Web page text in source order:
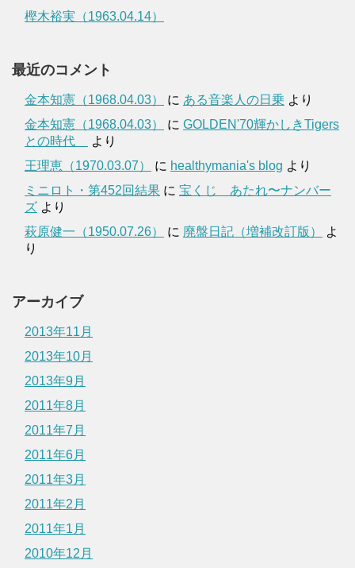
樫木裕実（1963.04.14）
最近のコメント
金本知憲（1968.04.03） に ある音楽人の日乗 より
金本知憲（1968.04.03）
に GOLDEN'70輝かしきTigers
との時代
より
王理恵（1970.03.07）
に healthymania's blog より
ミニロト・第452回結果 に 宝くじ あたれ〜ナンバー
ズ より
萩原健一（1950.07.26）
に 廃盤日記（増補改訂版）
よ
り
アーカイブ
2013年11月
2013年10月
2013年9月
2011年8月
2011年7月
2011年6月
2011年3月
2011年2月
2011年1月
2010年12月